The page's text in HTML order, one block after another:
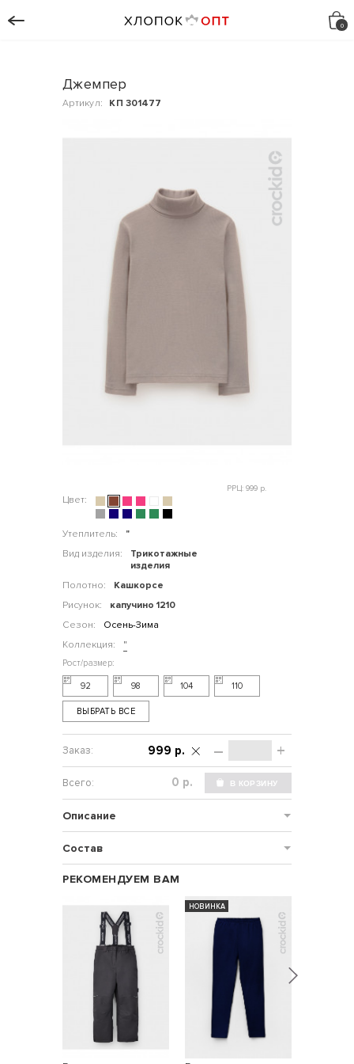
Джемпер
Артикул: КП 301477
Цвет:
Утеплитель:
"
Вид изделия:
Трикотажные
изделия
Полотно:
Кашкорсе
Рисунок:
капучино 1210
Сезон:
Осень-Зима
Коллекция:
"
РРЦ: 999 р.
92 98 104 110
ВЫБРАТЬ ВСЕ
– +
999 р.
р.
Описание
Состав
РЕКОМЕНДУЕМ ВАМ
НОВИНКА